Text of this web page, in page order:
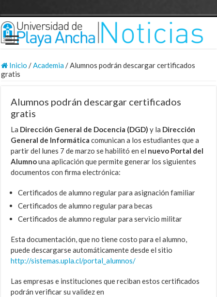
Inicio /Academia/Alumnos podrán descargar certificados
gratis
Alumnos podrán descargar certificados
gratis
La Dirección General de Docencia (DGD) y la Dirección
General de Informática comunican a los estudiantes que a
partir del lunes 7 de marzo se habilitó en el nuevo Portal del
Alumnouna aplicación que permite generar los siguientes
documentos con firma electrónica:
Certificados de alumno regular para asignación familiar
Certificados de alumno regular para becas
Certificados de alumno regular para servicio militar
Esta documentación, que no tiene costo para el alumno,
puede descargarse automáticamente desde el sitio
http://sistemas.upla.cl/portal_alumnos/
Las empresas e instituciones que reciban estos certificados
podrán verificar su validez en